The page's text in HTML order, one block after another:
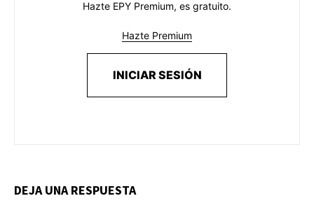
Hazte EPY Premium, es gratuito.
Hazte Premium
INICIAR SESIÓN
DEJA UNA RESPUESTA